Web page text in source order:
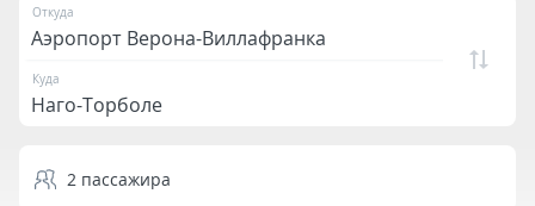
Откуда
Куда
2 пассажира